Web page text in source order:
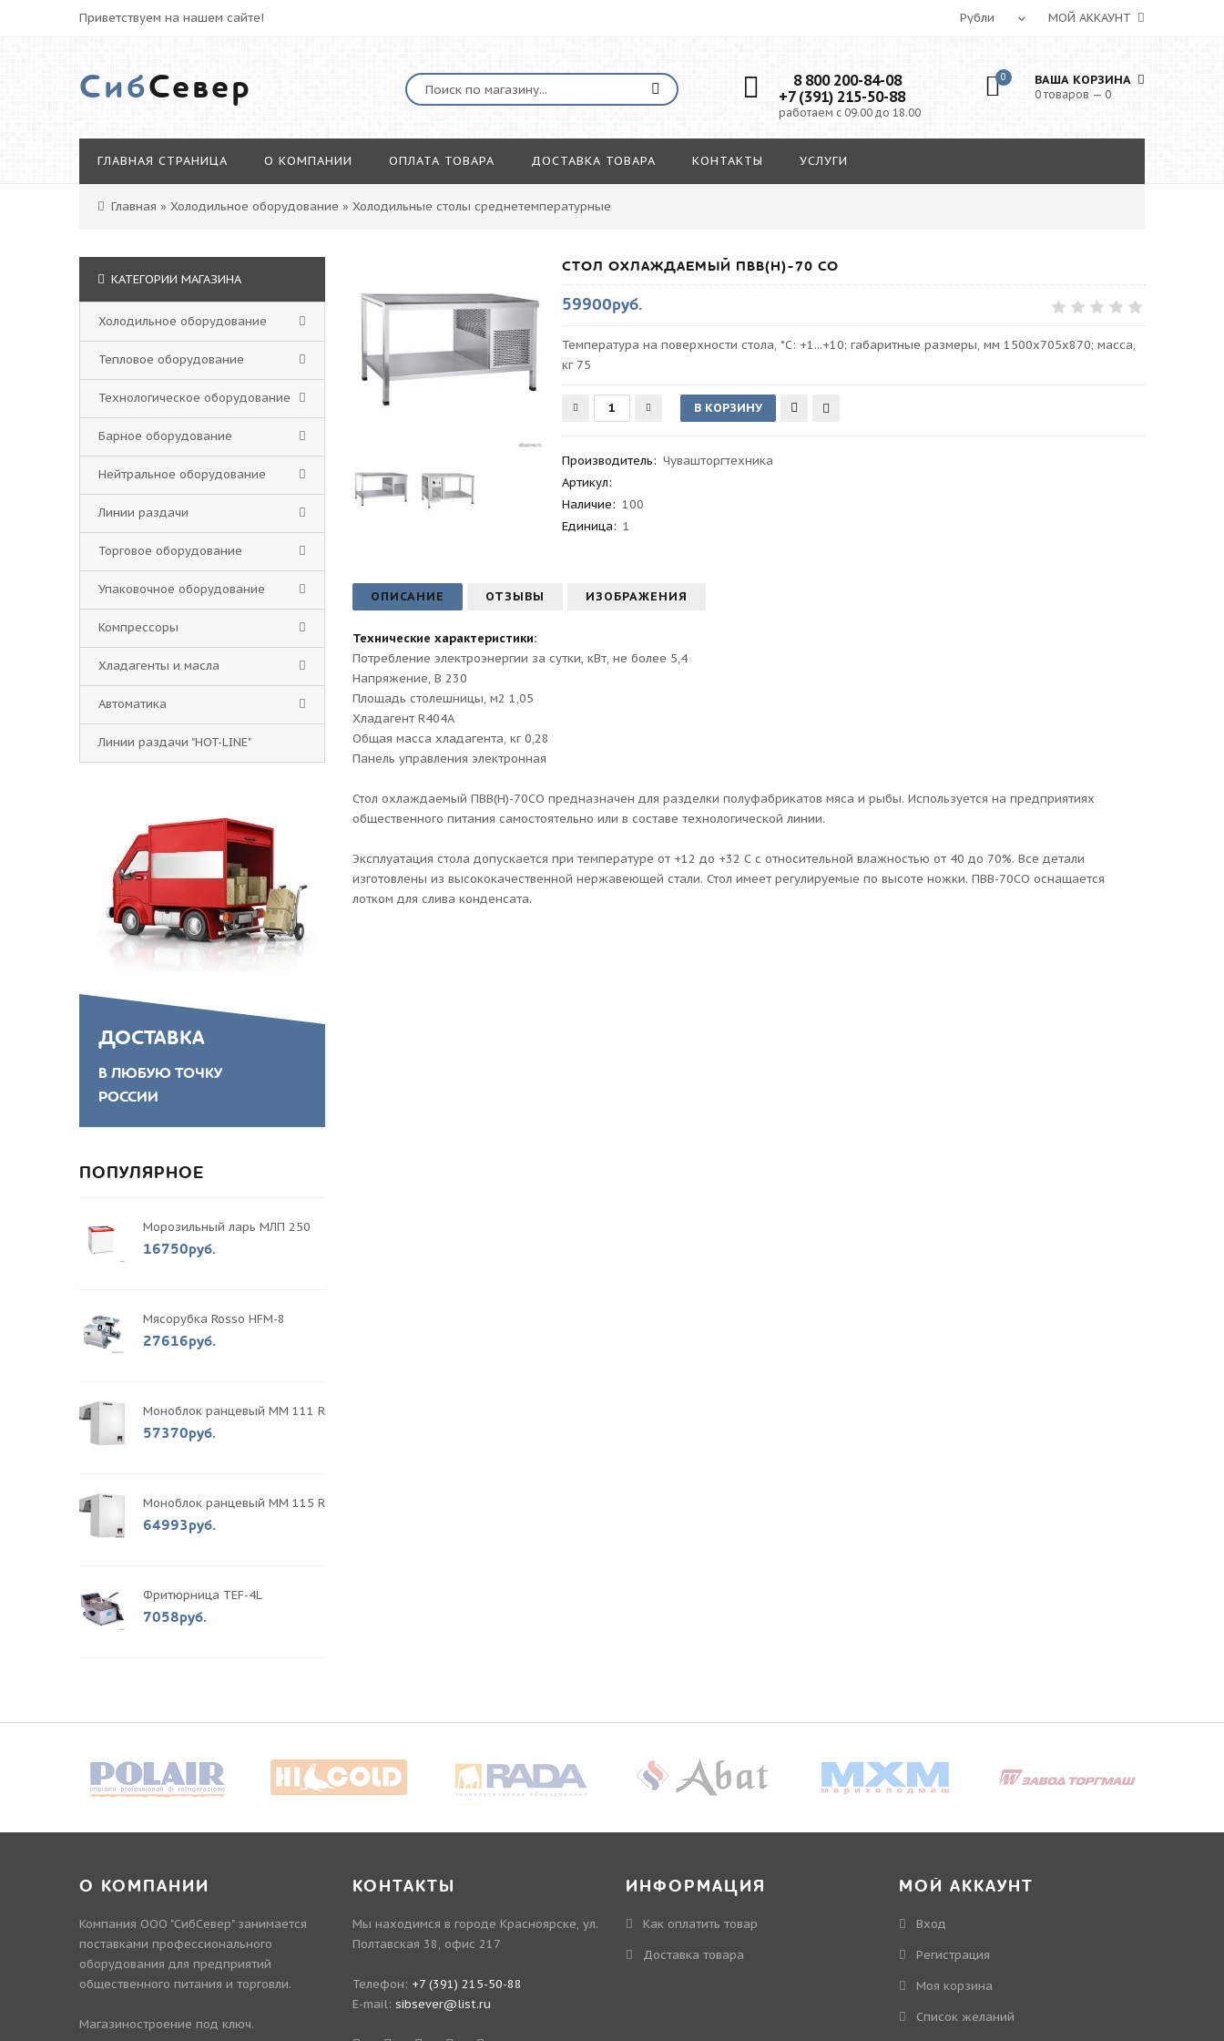
Приветствуем на нашем сайте! МОЙ АККАУНТ
СибСевер
8 800 200-84-08
+7 (391) 215-50-88
работаем с 09.00 до 18.00
0 ВАША КОРЗИНА
0 товаров — 0
ГЛАВНАЯ СТРАНИЦА О КОМПАНИИ ОПЛАТА ТОВАРА ДОСТАВКА ТОВАРА КОНТАКТЫ УСЛУГИ
Главная » Холодильное оборудование » Холодильные столы среднетемпературные
СТОЛ ОХЛАЖДАЕМЫЙ ПВВ(Н)-70 СО
59900руб.
Температура на поверхности стола, *С: +1...+10; габаритные размеры, мм 1500х705х870; масса,
кг 75
Производитель: Чувашторгтехника
Артикул:
Наличие: 100
Единица: 1
ОПИСАНИЕ ОТЗЫВЫ ИЗОБРАЖЕНИЯ
Технические характеристики:
Потребление электроэнергии за сутки, кВт, не более 5,4
Напряжение, В 230
Площадь столешницы, м2 1,05
Хладагент R404А
Общая масса хладагента, кг 0,28
Панель управления электронная
Стол охлаждаемый ПВВ(Н)-70СО предназначен для разделки полуфабрикатов мяса и рыбы. Используется на предприятиях
общественного питания самостоятельно или в составе технологической линии.
Эксплуатация стола допускается при температуре от +12 до +32 С с относительной влажностью от 40 до 70%. Все детали
изготовлены из высококачественной нержавеющей стали. Стол имеет регулируемые по высоте ножки. ПВВ-70СО оснащается
лотком для слива конденсата.
КАТЕГОРИИ МАГАЗИНА
Холодильное оборудование
Тепловое оборудование
Технологическое оборудование
Барное оборудование
Нейтральное оборудование
Линии раздачи
Торговое оборудование
Упаковочное оборудование
Компрессоры
Хладагенты и масла
Автоматика
Линии раздачи "HOT-LINE"
ДОСТАВКА
В ЛЮБУЮ ТОЧКУ
РОССИИ
ПОПУЛЯРНОЕ
Морозильный ларь МЛП 250
16750руб.
Мясорубка Rosso HFM-8
27616руб.
Моноблок ранцевый MM 111 R
57370руб.
Моноблок ранцевый MM 115 R
64993руб.
Фритюрница TEF-4L
7058руб.
О КОМПАНИИ
Компания ООО "СибСевер" занимается
поставками профессионального
оборудования для предприятий
общественного питания и торговли.
Магазиностроение под ключ.
КОНТАКТЫ
Мы находимся в городе Красноярске, ул.
Полтавская 38, офис 217
Телефон: +7 (391) 215-50-88
E-mail: sibsever@list.ru
ИНФОРМАЦИЯ
Как оплатить товар
Доставка товара
МОЙ АККАУНТ
Вход
Регистрация
Моя корзина
Cписок желаний